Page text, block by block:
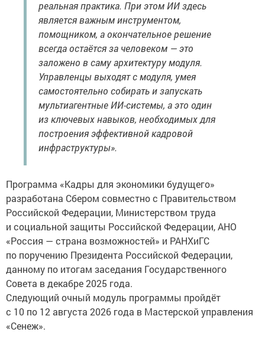
реальная практика. При этом ИИ здесь
является важным инструментом,
помощником, а окончательное решение
всегда остаётся за человеком — это
заложено в саму архитектуру модуля.
Управленцы выходят с модуля, умея
самостоятельно собирать и запускать
мультиагентные ИИ-системы, а это один
из ключевых навыков, необходимых для
построения эффективной кадровой
инфраструктуры».
Программа «Кадры для экономики будущего»
разработана Сбером совместно с Правительством
Российской Федерации, Министерством труда
и социальной защиты Российской Федерации, АНО
«Россия — страна возможностей» и РАНХиГС
по поручению Президента Российской Федерации,
данному по итогам заседания Государственного
Совета в декабре 2025 года.
Следующий очный модуль программы пройдёт
с 10 по 12 августа 2026 года в Мастерской управления
«Сенеж».